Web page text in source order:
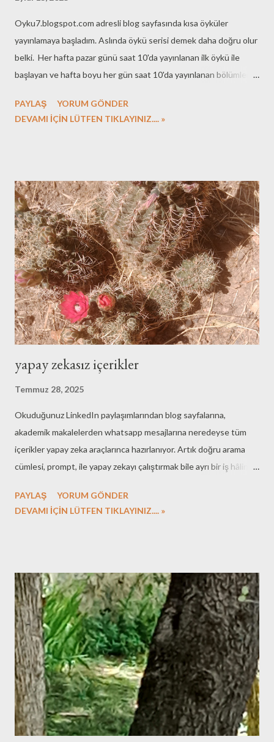
Oyku7.blogspot.com adresli blog sayfasında kısa öyküler
yayınlamaya başladım. Aslında öykü serisi demek daha doğru olur
belki. Her hafta pazar günü saat 10'da yayınlanan ilk öykü ile
başlayan ve hafta boyu her gün saat 10'da yayınlanan bölümleri
yerlerde ya da konseptlerde çektiğim fotoğraflara eşlik etmeleri.
Şimdiye kadar iki seri öykü yayınladım. Toplamda 14 öykü ediyor.
yarından itibaren 7 gün boyunca, saat 10'da oyku7.blogspot.com
adresli blog sayfasında. Öykülerdeki karakterler, anlattıkları, olay
örgüsü vb. tamamen kurgu. Gerçek hayattaki kişi ve olaylarla
bağlantısı tesadüften ibaret. İlginizi çekerse aynı öyküler ve
fotoğraflar oyku7.blogspot adresli Instagram hesabında da
yayınlanıyor...
PAYLAŞ
YORUM GÖNDER
DEVAMI İÇİN LÜTFEN TIKLAYINIZ.... »
yapay zekasız içerikler
Temmuz 28, 2025
Okuduğunuz LinkedIn paylaşımlarından blog sayfalarına,
akademik makalelerden whatsapp mesajlarına neredeyse tüm
içerikler yapay zeka araçlarınca hazırlanıyor. Artık doğru arama
cümlesi, prompt, ile yapay zekayı çalıştırmak bile ayrı bir iş hâline
yapay zeka kullanılıyorken, akıntıya kürek çekmek gibi bir işe
soyunmak, yapay zeka kullanmadan yazılar oluşturmaya
okumak. O günlerde neler hissettiğini hatırlamak. Yapay zeka ile
oluşturulan içeriklerde alamayacağınız bir tat. Bu yüzden, arada
yazım hataları olsa da, kimi zaman okunması zor olsa da kendi
zekam ile oluşturmaya devam edeceğim. Bu kararımı paylaştığım
16 Haziran öncesi içeriklerin kimilerindeki yapay zeka katkılarını
ise düzelmeden korumaya karar verdim. ...
PAYLAŞ
YORUM GÖNDER
DEVAMI İÇİN LÜTFEN TIKLAYINIZ.... »